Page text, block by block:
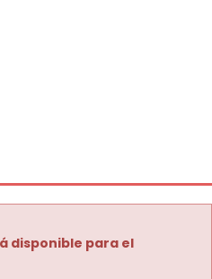
disponible para el